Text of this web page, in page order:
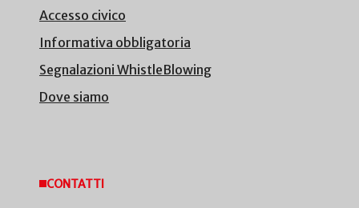
Accesso civico
Informativa obbligatoria
Segnalazioni WhistleBlowing
Dove siamo
CONTATTI